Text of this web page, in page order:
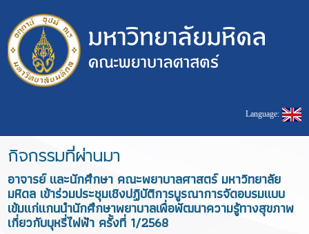
Language:
กิจกรรมที่ผ่านมา
อาจารย์ และนักศึกษา คณะพยาบาลศาสตร์ มหาวิทยาลัย
มหิดล เข้าร่วมประชุมเชิงปฏิบัติการบูรณาการจัดอบรมแบบ
เข้มแก่แกนนำนักศึกษาพยาบาลเพื่อพัฒนาความรู้ทางสุขภาพ
เกี่ยวกับบุหรี่ไฟฟ้า ครั้งที่ 1/2568